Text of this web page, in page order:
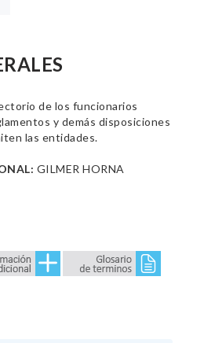
de los funcionarios
y demás disposiciones
las entidades.
GILMER HORNA